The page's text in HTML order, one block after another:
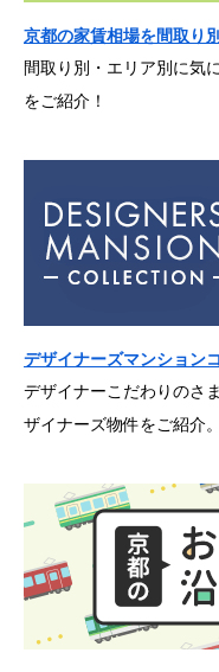
京都の家賃相場を間取り
間取り別・エリア別に気
をご紹介！
デザイナーズマンション
デザイナーこだわりのさ
ザイナーズ物件をご紹介。